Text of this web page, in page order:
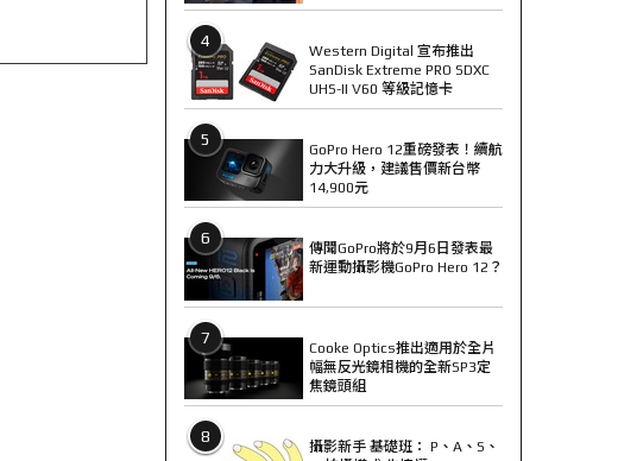
4
Western Digital 宣布推出
SanDisk Extreme PRO SDXC
UHS-II V60 等級記憶卡
5
GoPro Hero 12重磅發表！續航
力大升級，建議售價新台幣
14,900元
6
傳聞GoPro將於9月6日發表最
新運動攝影機GoPro Hero 12？
7
Cooke Optics推出適用於全片
幅無反光鏡相機的全新SP3定
焦鏡頭組
8
攝影新手 基礎班： P、A、S、